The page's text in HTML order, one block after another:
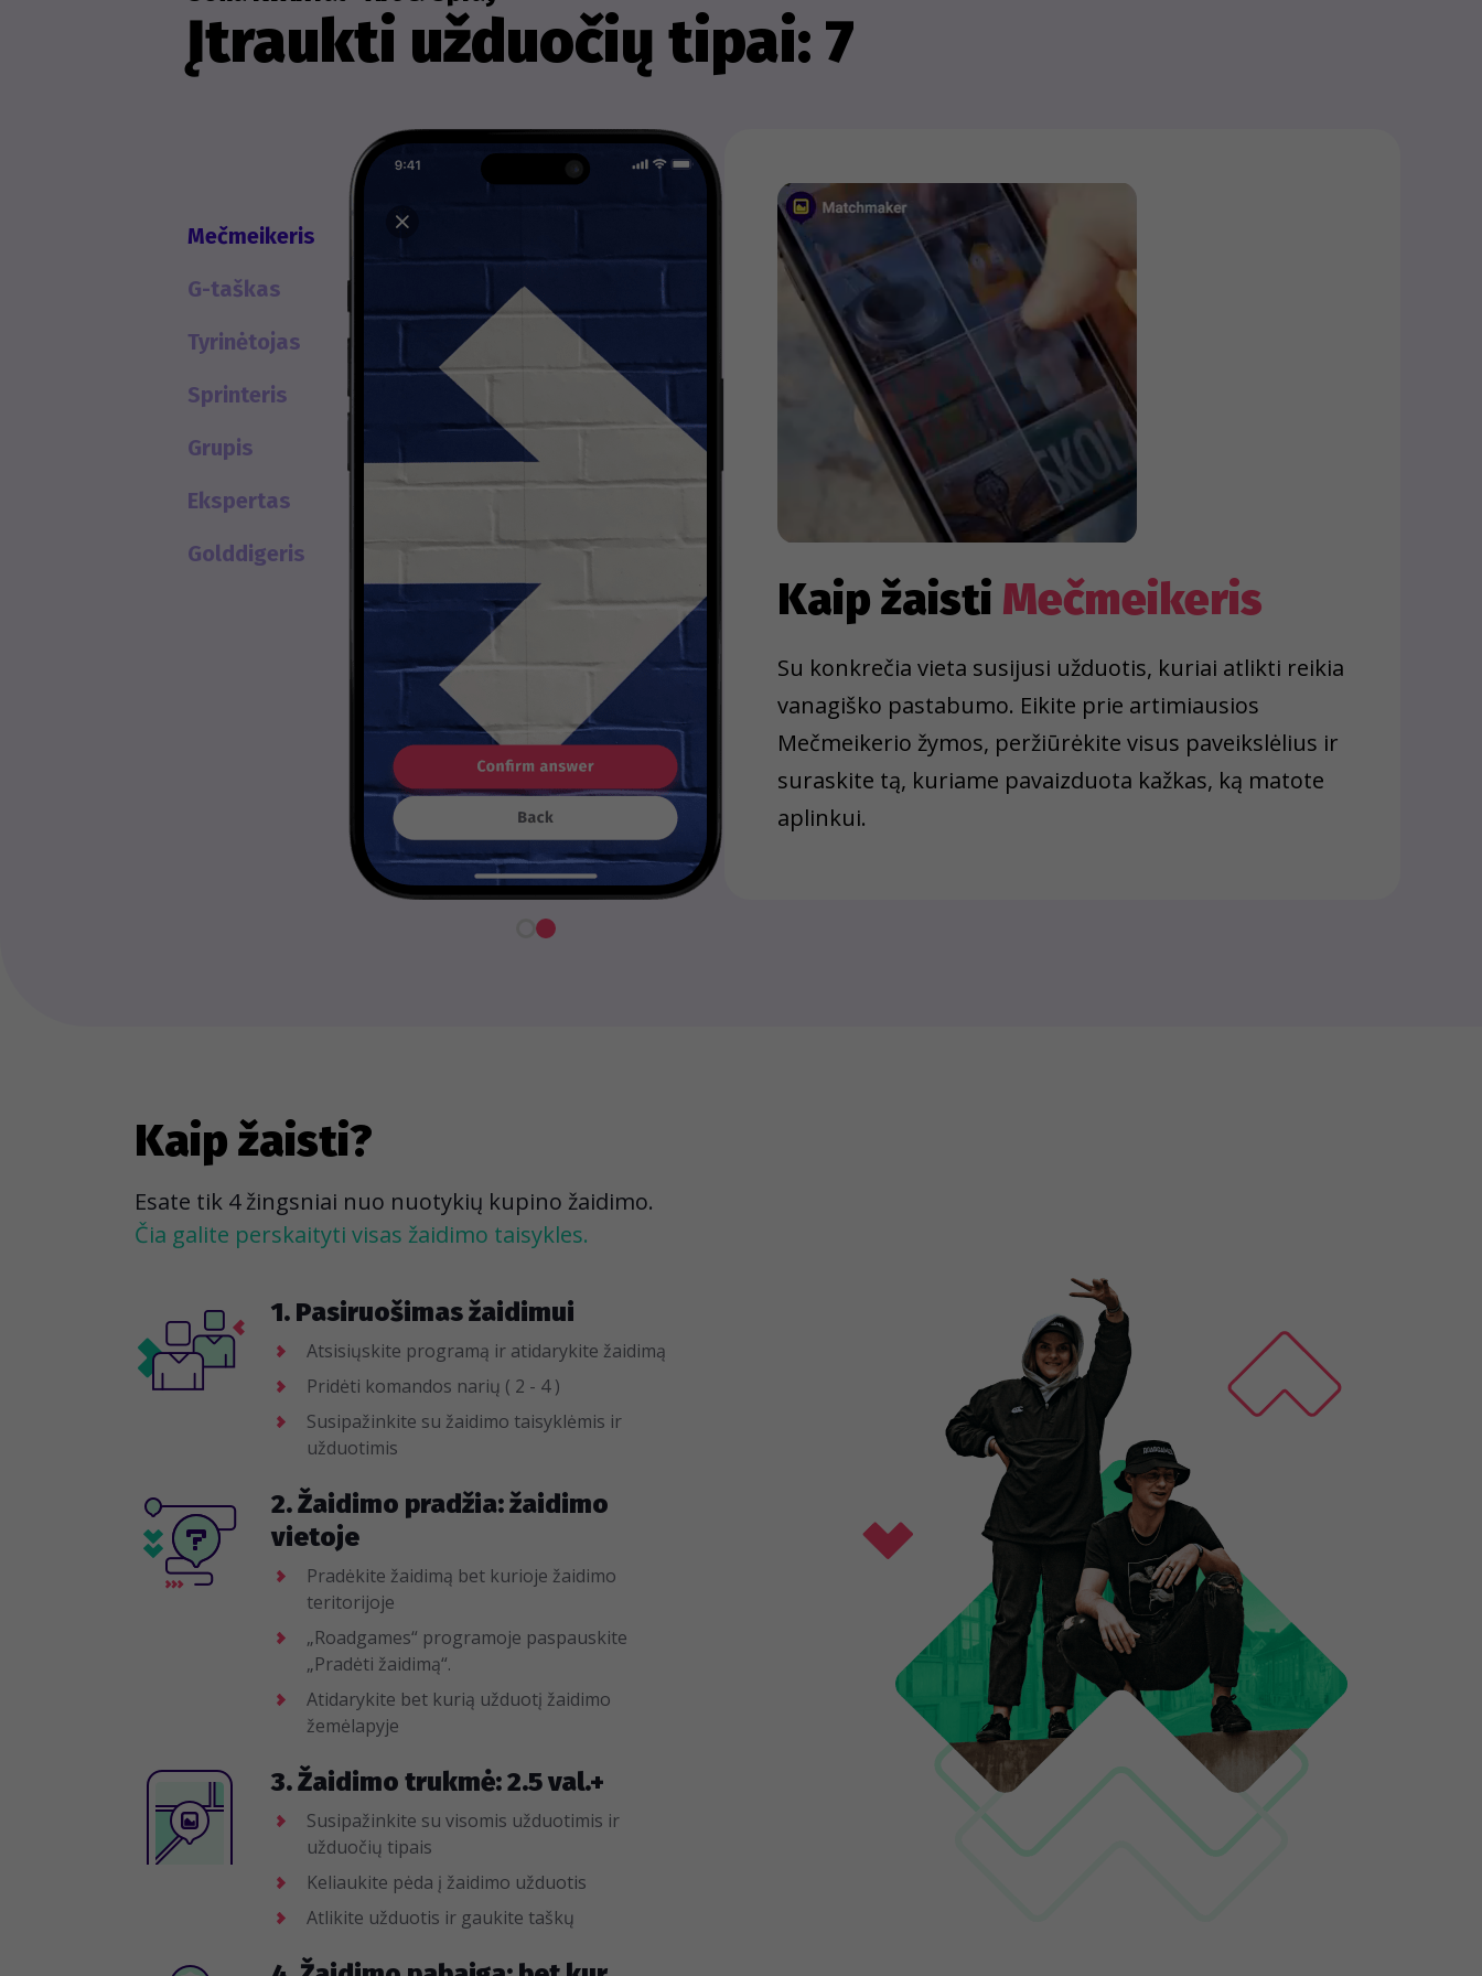
Įtraukti užduočių tipai: 7
Mečmeikeris
G-taškas
Tyrinėtojas
Sprinteris
Grupis
Ekspertas
Golddigeris
Kaip žaisti Mečmeikeris
Su konkrečia vieta susijusi užduotis, kuriai atlikti reikia
vanagiško pastabumo. Eikite prie artimiausios
Mečmeikerio žymos, peržiūrėkite visus paveikslėlius ir
suraskite tą, kuriame pavaizduota kažkas, ką matote
aplinkui.
Kaip žaisti?
Esate tik 4 žingsniai nuo nuotykių kupino žaidimo.
Čia galite perskaityti visas žaidimo taisykles.
1. Pasiruošimas žaidimui
Atsisiųskite programą ir atidarykite žaidimą
Pridėti komandos narių ( 2 - 4 )
Susipažinkite su žaidimo taisyklėmis ir
užduotimis
2. Žaidimo pradžia: žaidimo
vietoje
Pradėkite žaidimą bet kurioje žaidimo
teritorijoje
„Roadgames“ programoje paspauskite
„Pradėti žaidimą“.
Atidarykite bet kurią užduotį žaidimo
žemėlapyje
3. Žaidimo trukmė: 2.5 val.+
Susipažinkite su visomis užduotimis ir
užduočių tipais
Keliaukite pėda į žaidimo užduotis
Atlikite užduotis ir gaukite taškų